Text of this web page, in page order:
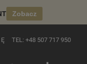
Zobacz
TEL: +48 507 717 950